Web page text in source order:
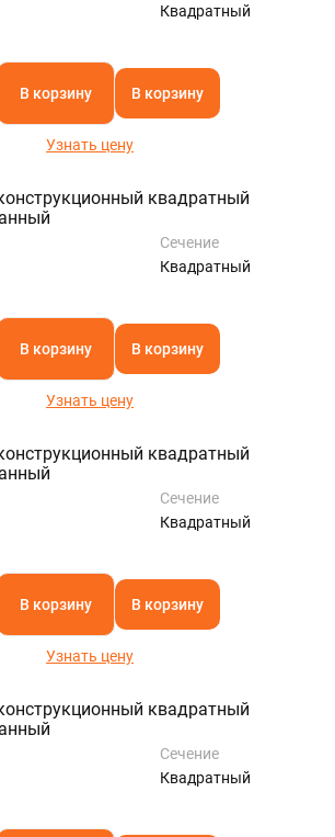
Квадратный
В корзину В корзину
Узнать цену
квадратный
Сечение
Квадратный
В корзину В корзину
Узнать цену
квадратный
Сечение
Квадратный
В корзину В корзину
Узнать цену
квадратный
Сечение
Квадратный